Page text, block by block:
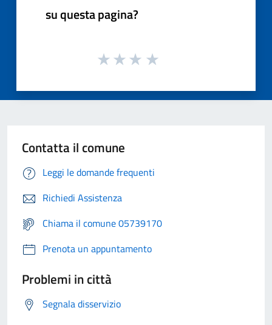
su questa pagina?
Contatta il comune
Leggi le domande frequenti
Richiedi Assistenza
Chiama il comune 05739170
Prenota un appuntamento
Problemi in città
Segnala disservizio